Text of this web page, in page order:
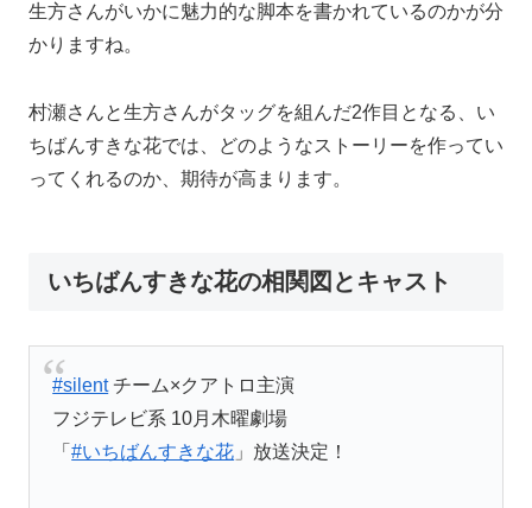
生方さんがいかに魅力的な脚本を書かれているのかが分
かりますね。
村瀬さんと生方さんがタッグを組んだ2作目となる、い
ちばんすきな花では、どのようなストーリーを作ってい
ってくれるのか、期待が高まります。
いちばんすきな花の相関図とキャスト
#silentチーム×クアトロ主演
フジテレビ系 10月木曜劇場
「#いちばんすきな花 」放送決定！